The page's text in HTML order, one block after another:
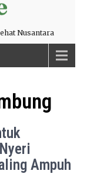
Nusantara
Ampuh